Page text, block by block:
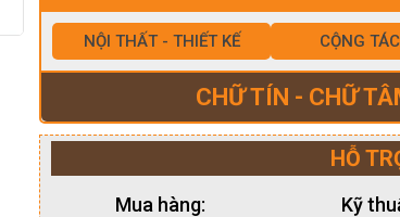
NỘI THẤT - THIẾT KẾ CỘNG
CHỮ TÍN - CHỮ
HỖ
Mua hàng: Kỹ